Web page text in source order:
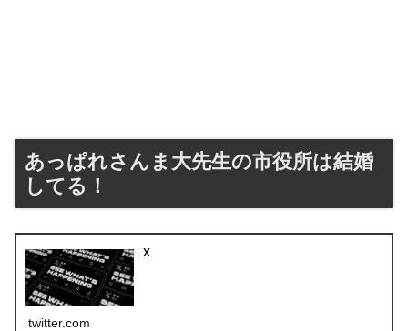
あっぱれさんま大先生の市役所は結婚
してる！
X
twitter.com